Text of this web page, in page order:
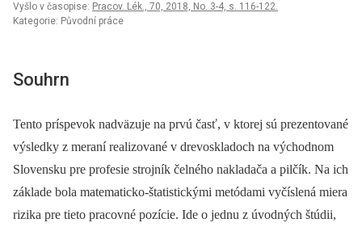
Vyšlo v časopise: Pracov. Lék., 70, 2018, No. 3-4, s. 116-122.
Kategorie: Původní práce
Souhrn
Tento príspevok nadväzuje na prvú časť, v ktorej sú prezentované
výsledky z meraní realizované v drevoskladoch na východnom
Slovensku pre profesie strojník čelného nakladača a pilčík. Na ich
základe bola matematicko-štatistickými metódami vyčíslená miera
rizika pre tieto pracovné pozície. Ide o jednu z úvodných štúdii,